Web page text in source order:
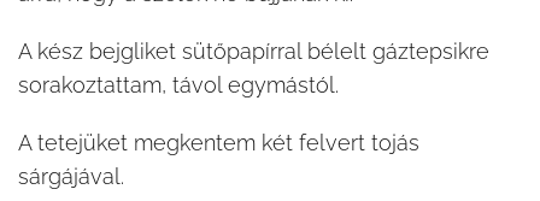
A kész bejgliket sütőpapírral bélelt gáztepsikre
sorakoztattam, távol egymástól.
A tetejüket megkentem két felvert tojás
sárgájával.